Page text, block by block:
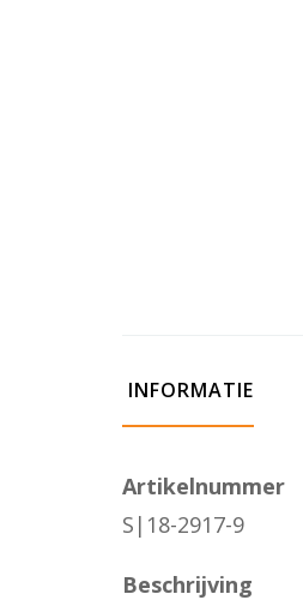
INFORMATIE
Artikelnummer
S|18-2917-9
Beschrijving